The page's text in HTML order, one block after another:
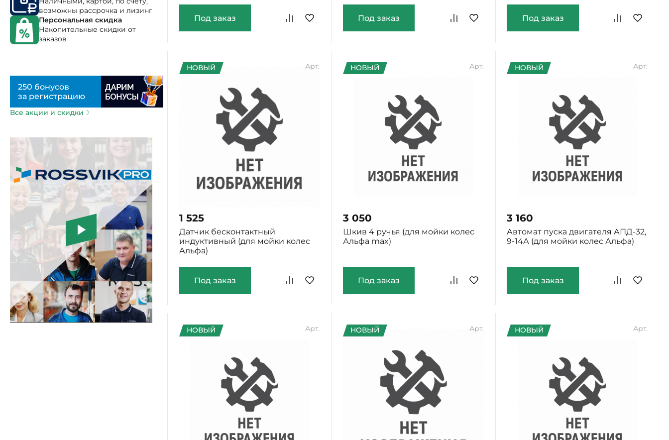
250 бонусов
Под заказ Под заказ Под заказ
Арт.
НОВЫЙ
1 525
Датчик бесконтактный
индуктивный (для мойки колес
Альфа)
Под заказ
Арт.
НОВЫЙ
3 050
Шкив 4 ручья (для мойки колес
Альфа max)
Под заказ
Арт.
НОВЫЙ
3 160
Автомат пуска двигателя АПД-32,
9-14А (для мойки колес Альфа)
Под заказ
Арт.
НОВЫЙ Арт.
НОВЫЙ Арт.
НОВЫЙ